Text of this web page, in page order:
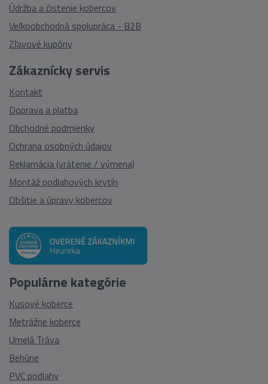
Zákaznícky servis
Kontakt
Doprava a platba
Obchodné podmienky
Ochrana osobných údajov
Reklamácia (vrátenie / výmena)
Montáž podlahových krytín
Obšitie a úpravy kobercov
Údržba a čistenie kobercov
Veľkoobchodná spolupráca - B2B
Zľavové kupóny
Populárne kategórie
Kusové koberce
Metrážne koberce
Umelá Tráva
Behúne
PVC podlahy